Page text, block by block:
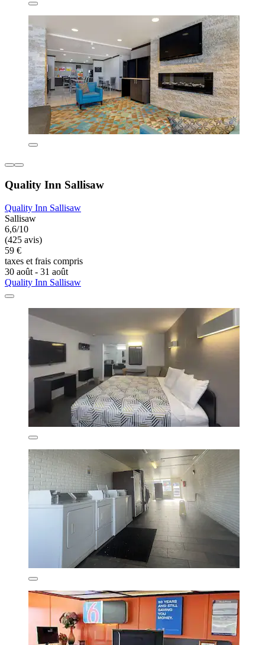
Quality Inn Sallisaw
Quality Inn Sallisaw
Sallisaw
6,6/10
(425 avis)
59 €
taxes et frais compris
30 août - 31 août
Quality Inn Sallisaw